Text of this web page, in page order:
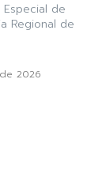
de
Regional de
2026